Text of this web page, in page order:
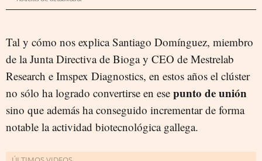
Tal y cómo nos explica Santiago Domínguez, miembro
de la Junta Directiva de Bioga y CEO de Mestrelab
Research e Imspex Diagnostics, en estos años el clúster
no sólo ha logrado convertirse en ese punto de unión
sino que además ha conseguido incrementar de forma
notable la actividad biotecnológica gallega.